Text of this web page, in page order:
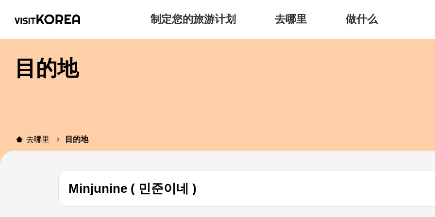
制定您的旅游计划 去哪里 做什么
目的地
去哪里 目的地
Minjunine ( 민준이네 )